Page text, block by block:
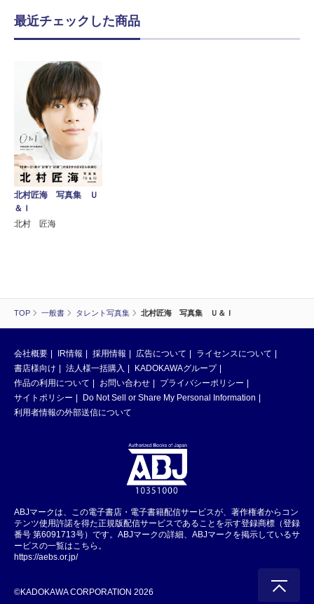
TOP 一般書 タレント写真集 北村匠海 写真集 Ｕ＆Ｉ
最近チェックした商品
北村匠海 写真集 Ｕ
＆Ｉ
北村 匠海
会社概要 IR情報 採用情報 広告について
ライセンスについて
書店様向け
法人様一括購入
KADOKAWAグループ
作品の利用について
お問い合わせ
プライバシーポリシー
サイトポリシー
Do Not Sell or Share My Personal Information
利用者情報の外部送信について
ABJマークは、この電子書店・電子書籍配信サービスが、著作権者からコン
テンツ使用許諾を得た正規版配信サービスであることを示す登録商標（登録
番号 第6091713号）です。ABJマークの詳細、ABJマークを掲示しているサ
ービスの一覧はこちら。
https://aebs.or.jp/
©KADOKAWA CORPORATION 2026